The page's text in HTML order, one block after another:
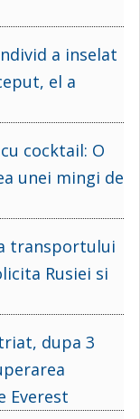
a inselat
el a
cocktail: O
unei mingi de
transportului
Rusiei si
dupa 3
Everest